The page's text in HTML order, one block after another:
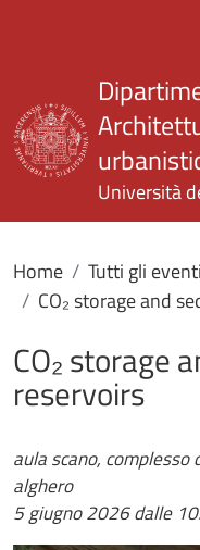
Università
Home
Tutti gli eventi
CO₂ storage and
CO₂ storage
reservoirs
aula scano,
alghero
5 giugno 2026dalle